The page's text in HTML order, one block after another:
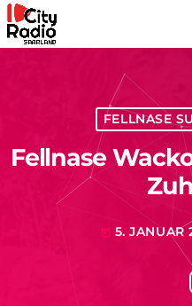
FELLNASE
Fellnase
today 5. JANUAR